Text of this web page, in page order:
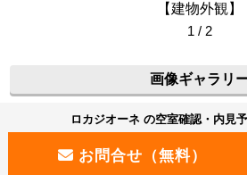
【建物外観】
1 / 2
画像ギャラリ
ロカジオーネ の空室確認・内見